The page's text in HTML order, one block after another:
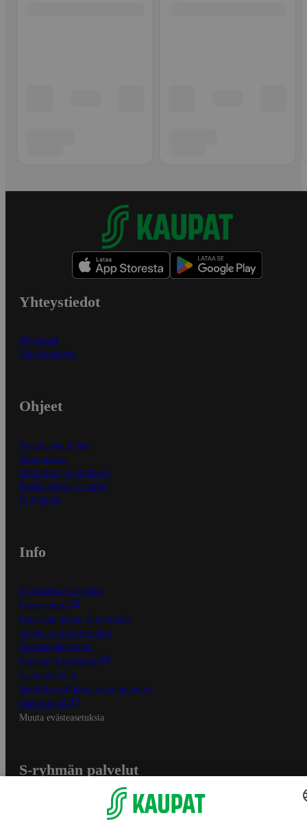
Yhteystiedot
Myymälät
Asiakaspalvelu
Ohjeet
Ensitilaajan ohjeet
Näin maksat
Näin tilaat ja muokkaat
Kaikki ohjeet ja vinkit
In English
Info
S-Business yrityksille
Oiva-raportit
Osuuskauppojen yhteystiedot
Tilaus- ja toimitusehdot
Tietosuojakäytäntö
Palvelun käyttöehdot
Saavutettavuus
Mobiilisovelluksen saavutettavuus
Mainostajalle
Muuta evästeasetuksia
S-ryhmän palvelut